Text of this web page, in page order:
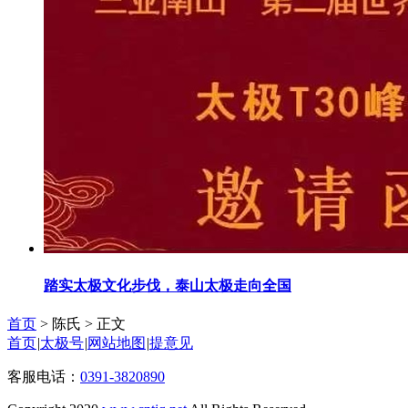
踏实太极文化步伐，泰山太极走向全国
首页 > 陈氏 > 正文
首页|太极号|网站地图 |提意见
客服电话： 0391-3820890